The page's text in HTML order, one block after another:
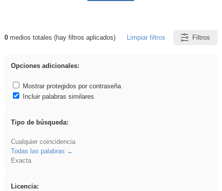
Resultados de: Hisparob
0medios totales (hay filtros aplicados) Limpiar filtros Filtros
Opciones adicionales:
Mostrar protegidos por contraseña
Incluir palabras similares
Tipo de búsqueda:
Cualquier coincidencia
Todas las palabras
Exacta
Licencia: